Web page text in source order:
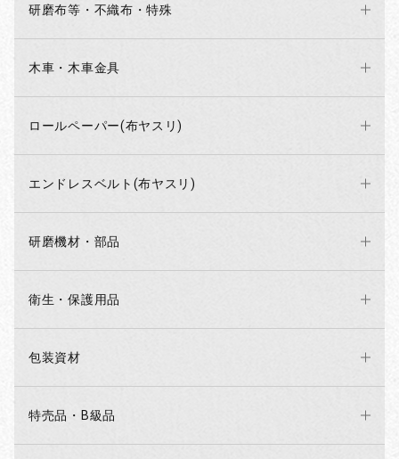
研磨布等・不織布・特殊
木車・木車金具
ロールペーパー(布ヤスリ)
エンドレスベルト(布ヤスリ)
研磨機材・部品
衛生・保護用品
包装資材
特売品・B級品